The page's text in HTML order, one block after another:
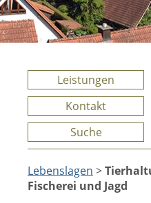
Leistungen
Kontakt
Suche
Lebenslagen >
Fischerei und Jagd